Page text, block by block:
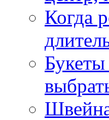
Когда